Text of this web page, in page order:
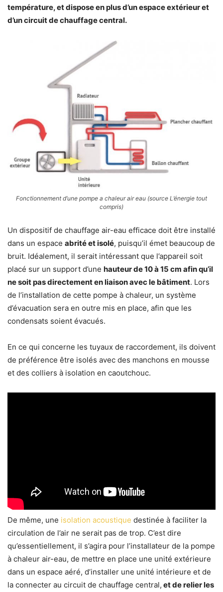
température, et dispose en plus d’un espace extérieur et
d’un circuit de chauffage central.
Fonctionnement d’une pompe a chaleur air eau (source L’énergie tout
compris)
Un dispositif de chauffage air-eau efficace doit être installé
dans un espace abrité et isolé, puisqu’il émet beaucoup de
bruit. Idéalement, il serait intéressant que l’appareil soit
placé sur un support d’une hauteur de 10 à 15 cm afin qu’il
ne soit pas directement en liaison avec le bâtiment. Lors
de l’installation de cette pompe à chaleur, un système
d’évacuation sera en outre mis en place, afin que les
condensats soient évacués.
En ce qui concerne les tuyaux de raccordement, ils doivent
de préférence être isolés avec des manchons en mousse
et des colliers à isolation en caoutchouc.
De même, une isolation acoustique destinée à faciliter la
circulation de l’air ne serait pas de trop. C’est dire
qu’essentiellement, il s’agira pour l’installateur de la pompe
à chaleur air-eau, de mettre en place une unité extérieure
dans un espace aéré, d’installer une unité intérieure et de
la connecter au circuit de chauffage central, et de relier les